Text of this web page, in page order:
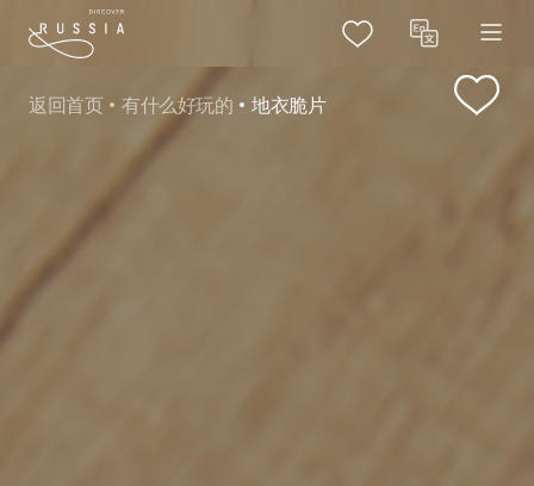
返回首页 有什么好玩的 地衣脆片